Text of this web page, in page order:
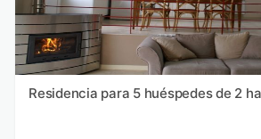
Residencia para 5 huéspedes de 2